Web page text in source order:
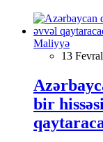
Maliyyə
13
bir